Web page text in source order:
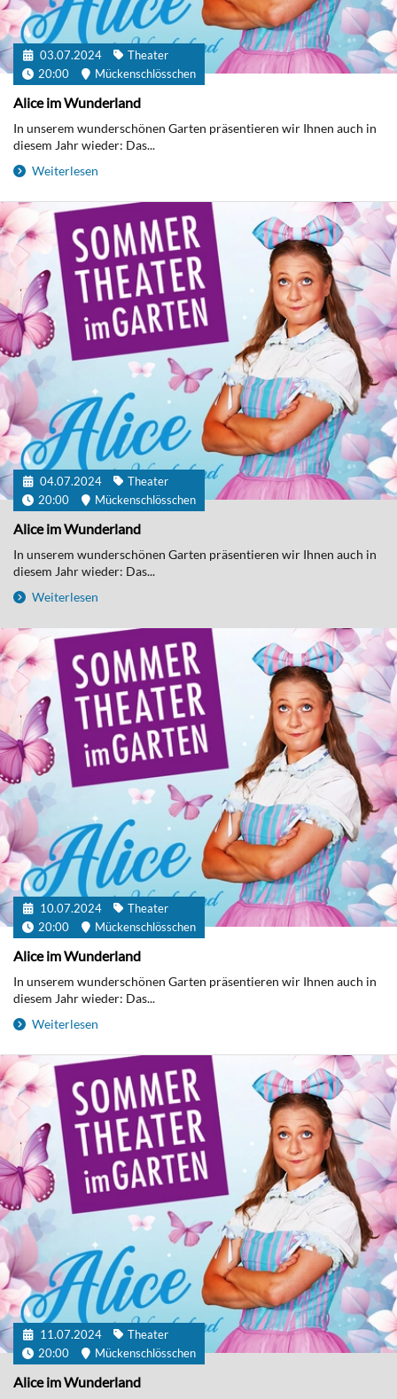
03.07.2024
Theater
20:00
Mückenschlösschen
Alice im Wunderland
In unserem wunderschönen Garten präsentieren wir Ihnen auch in
diesem Jahr wieder: Das...
Weiterlesen
04.07.2024
Theater
20:00
Mückenschlösschen
Alice im Wunderland
In unserem wunderschönen Garten präsentieren wir Ihnen auch in
diesem Jahr wieder: Das...
Weiterlesen
10.07.2024
Theater
20:00
Mückenschlösschen
Alice im Wunderland
In unserem wunderschönen Garten präsentieren wir Ihnen auch in
diesem Jahr wieder: Das...
Weiterlesen
11.07.2024
Theater
20:00
Mückenschlösschen
Alice im Wunderland